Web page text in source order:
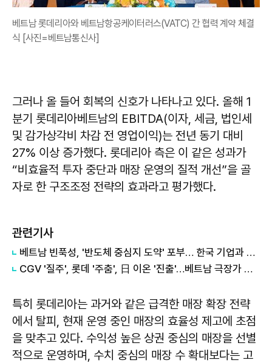
베트남 롯데리아와 베트남항공케이터러스(VATC) 간 협력 계약 체결
식 [사진=베트남통신사]
그러나 올 들어 회복의 신호가 나타나고 있다. 올해 1
분기 롯데리아베트남의 EBITDA(이자, 세금, 법인세
및 감가상각비 차감 전 영업이익)는 전년 동기 대비
27% 이상 증가했다. 롯데리아 측은 이 같은 성과가
“비효율적 투자 중단과 매장 운영의 질적 개선”을 골
자로 한 구조조정 전략의 효과라고 평가했다.
관련기사
베트남 빈푹성, '반도체 중심지 도약' 포부… 한국 기업과 협력도 모색
CGV '질주', 롯데 '주춤', 日 이온 '진출'…베트남 극장가 삼국지
특히 롯데리아는 과거와 같은 급격한 매장 확장 전략
에서 탈피, 현재 운영 중인 매장의 효율성 제고에 초점
을 맞추고 있다. 수익성 높은 상권 중심의 매장을 선별
적으로 운영하며, 수치 중심의 매장 수 확대보다는 고